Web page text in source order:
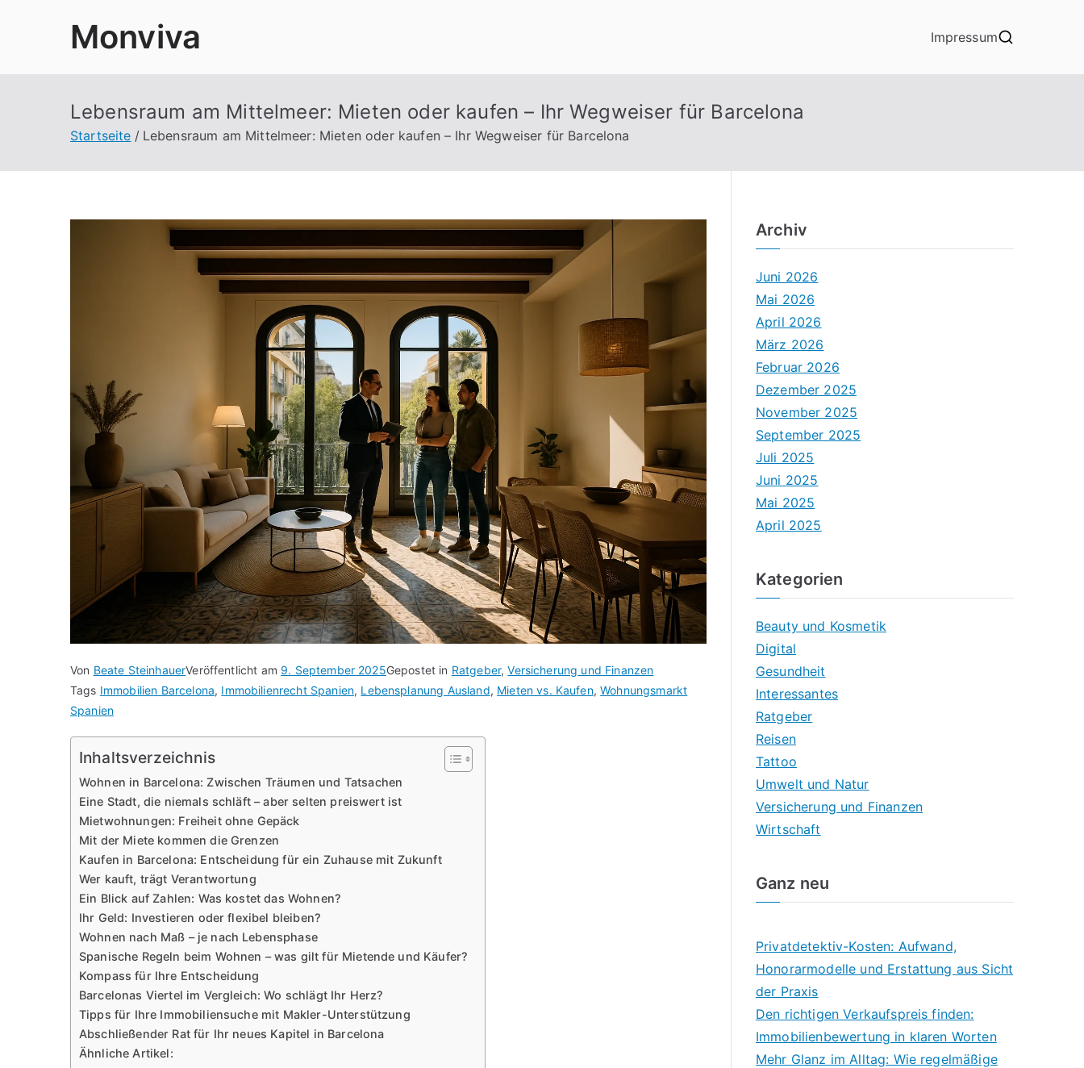
Monviva Impressum
Lebensraum am Mittelmeer: Mieten oder kaufen – Ihr Wegweiser für Barcelona
Startseite Lebensraum am Mittelmeer: Mieten oder kaufen – Ihr Wegweiser für Barcelona
Von Beate SteinhauerVeröffentlicht am 9. September 2025Gepostet in Ratgeber,Versicherung und Finanzen
Tags Immobilien Barcelona, Immobilienrecht Spanien, Lebensplanung Ausland, Mieten vs. Kaufen,Wohnungsmarkt
Spanien
Inhaltsverzeichnis
Wohnen in Barcelona: Zwischen Träumen und Tatsachen
Eine Stadt, die niemals schläft – aber selten preiswert ist
Mietwohnungen: Freiheit ohne Gepäck
Mit der Miete kommen die Grenzen
Kaufen in Barcelona: Entscheidung für ein Zuhause mit Zukunft
Wer kauft, trägt Verantwortung
Ein Blick auf Zahlen: Was kostet das Wohnen?
Ihr Geld: Investieren oder flexibel bleiben?
Wohnen nach Maß – je nach Lebensphase
Spanische Regeln beim Wohnen – was gilt für Mietende und Käufer?
Kompass für Ihre Entscheidung
Barcelonas Viertel im Vergleich: Wo schlägt Ihr Herz?
Tipps für Ihre Immobiliensuche mit Makler-Unterstützung
Abschließender Rat für Ihr neues Kapitel in Barcelona
Ähnliche Artikel:
Archiv
Juni 2026
Mai 2026
April 2026
März 2026
Februar 2026
Dezember 2025
November 2025
September 2025
Juli 2025
Juni 2025
Mai 2025
April 2025
Kategorien
Beauty und Kosmetik
Digital
Gesundheit
Interessantes
Ratgeber
Reisen
Tattoo
Umwelt und Natur
Versicherung und Finanzen
Wirtschaft
Ganz neu
Privatdetektiv-Kosten: Aufwand,
Honorarmodelle und Erstattung aus Sicht
der Praxis
Den richtigen Verkaufspreis finden:
Immobilienbewertung in klaren Worten
Mehr Glanz im Alltag: Wie regelmäßige